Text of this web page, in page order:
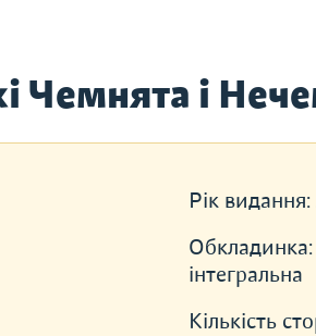
Чемнята і
Рік видання:
Обкладинка:
інтегральна
Кількість